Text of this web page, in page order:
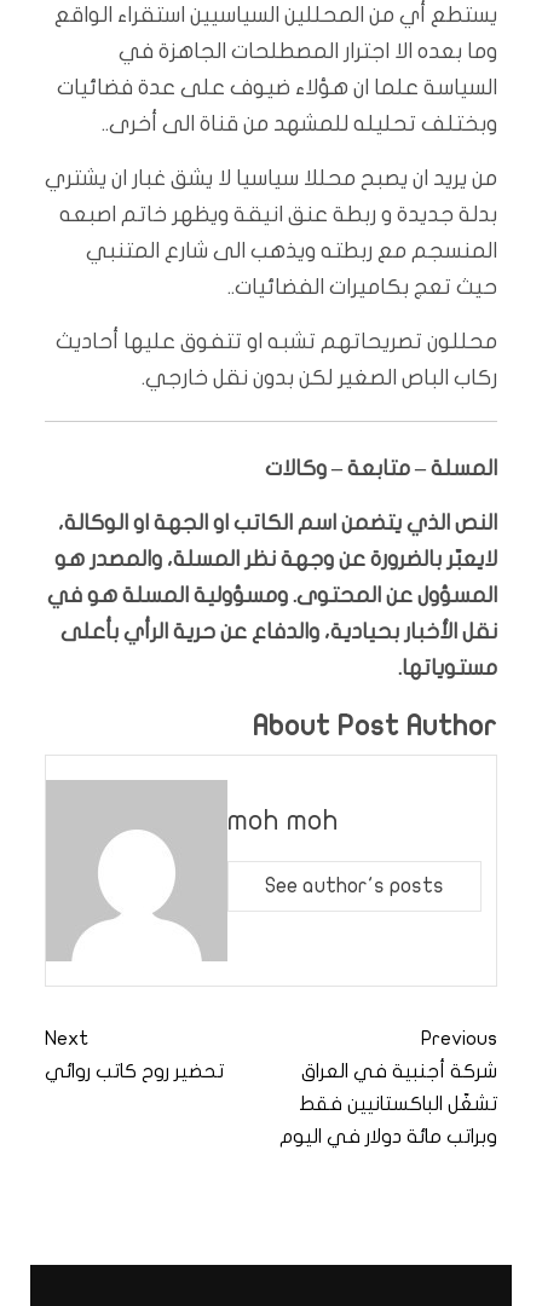
يستطع أي من المحللين السياسيين استقراء الواقع
وما بعده الا اجترار المصطلحات الجاهزة في
السياسة علما ان هؤلاء ضيوف على عدة فضائيات
وبختلف تحليله للمشهد من قناة الى أخرى..
من يريد ان يصبح محللا سياسيا لا يشق غبار ان يشتري
بدلة جديدة و ربطة عنق انيقة ويظهر خاتم اصبعه
المنسجم مع ربطته ويذهب الى شارع المتنبي
حيث تعج بكاميرات الفضائيات..
محللون تصريحاتهم تشبه او تتفوق عليها أحاديث
ركاب الباص الصغير لكن بدون نقل خارجي.
المسلة – متابعة – وكالات
النص الذي يتضمن اسم الكاتب او الجهة او الوكالة،
لايعبّر بالضرورة عن وجهة نظر المسلة، والمصدر هو
المسؤول عن المحتوى. ومسؤولية المسلة هو في
نقل الأخبار بحيادية، والدفاع عن حرية الرأي بأعلى
مستوياتها.
About Post Author
moh moh
See author's posts
Previous
شركة أجنبية في العراق
تشغّل الباكستانيين فقط
وبراتب مائة دولار في اليوم
Next
تحضير روح كاتب روائي